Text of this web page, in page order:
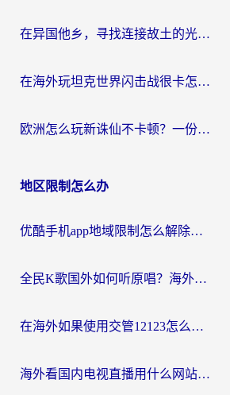
在异国他乡，寻找连接故土的光明大陆免费加速器
在海外玩坦克世界闪击战很卡怎么办？老玩家亲测有效的加速器选择指南
欧洲怎么玩新诛仙不卡顿？一份给海外游子的国服游戏畅玩指南
地区限制怎么办
优酷手机app地域限制怎么解除？海外党亲测有效的追剧方案
全民K歌国外如何听原唱？海外党亲测有效的回国加速器选择指南
在海外如果使用交管12123怎么处理？留学生亲测有效的回国加速方案
海外看国内电视直播用什么网站比较好？一篇解决你所有追剧难题的实用指南